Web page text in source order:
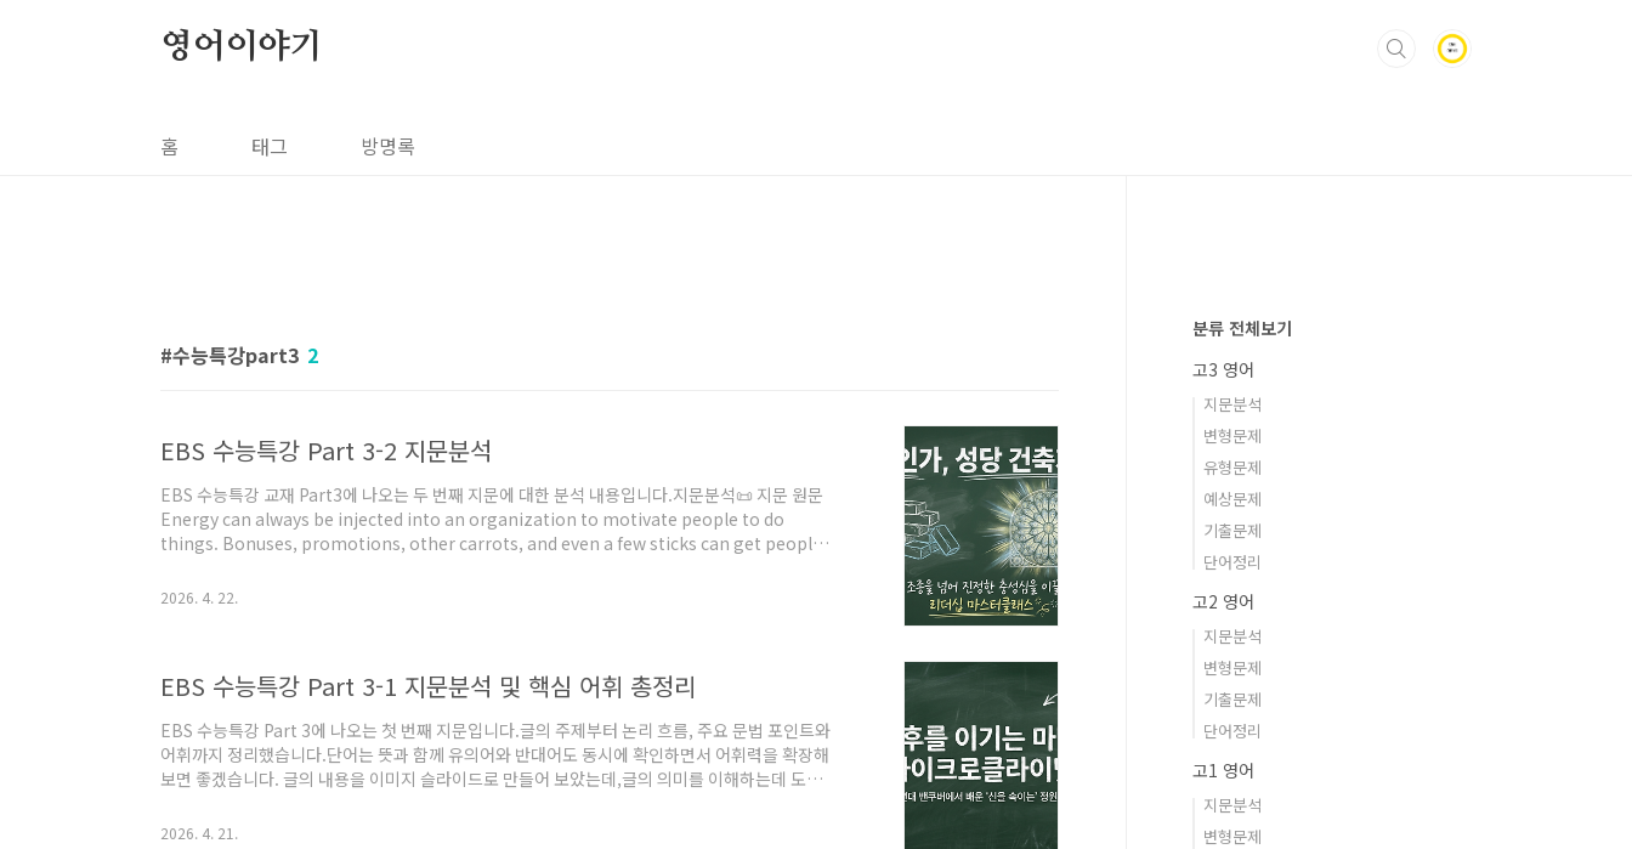
영어이야기
홈 태그 방명록
수능특강part3 2
EBS 수능특강 Part 3-2 지문분석
EBS 수능특강 교재 Part3에 나오는 두 번째 지문에 대한 분석 내용입니다.지문분석📜 지문 원문
Energy can always be injected into an organization to motivate people to do
things. Bonuses, promotions, other carrots, and even a few sticks can get people
time, such tactics cost more money and increase stress for employee and
2026. 4. 22.
EBS 수능특강 Part 3-1 지문분석 및 핵심 어휘 총정리
EBS 수능특강 Part 3에 나오는 첫 번째 지문입니다.글의 주제부터 논리 흐름, 주요 문법 포인트와
어휘까지 정리했습니다.단어는 뜻과 함께 유의어와 반대어도 동시에 확인하면서 어휘력을 확장해
보면 좋겠습니다. 글의 내용을 이미지 슬라이드로 만들어 보았는데,글의 의미를 이해하는데 도움
temperature) is usually regarded as beyond the control of man, localized
2026. 4. 21.
분류 전체보기
고3 영어
지문분석
변형문제
유형문제
예상문제
기출문제
단어정리
고2 영어
지문분석
변형문제
기출문제
단어정리
고1 영어
지문분석
변형문제